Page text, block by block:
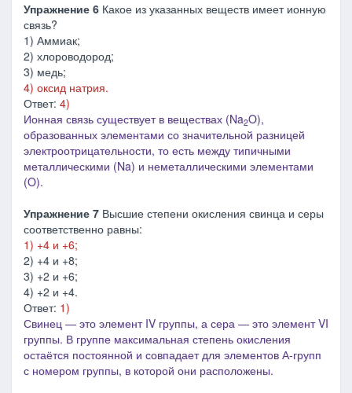
Упражнение 6 Какое из указанных веществ имеет ионную
связь?
1) Аммиак;
2) хлороводород;
3) медь;
4) оксид натрия.
Ответ: 4)
Ионная связь существует в веществах (Na2O),
образованных элементами со значительной разницей
электроотрицательности, то есть между типичными
металлическими (Na) и неметаллическими элементами
(O).
Упражнение 7 Высшие степени окисления свинца и серы
соответственно равны:
1) +4 и +6;
2) +4 и +8;
3) +2 и +6;
4) +2 и +4.
Ответ: 1)
Свинец ― это элемент IV группы, а сера ― это элемент VI
группы. В группе максимальная степень окисления
остаётся постоянной и совпадает для элементов А-групп
с номером группы, в которой они расположены.